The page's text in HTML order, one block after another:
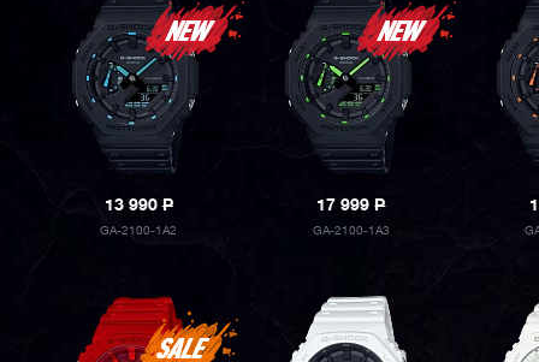
13 990P
GA-2100-1A2
17 999P
GA-2100-1A3